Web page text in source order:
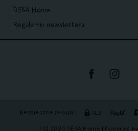
DESA Home
Regulamin newslettera
Bezpieczne zakupy: TLS
(C) 2020 DESA Home | Powered by